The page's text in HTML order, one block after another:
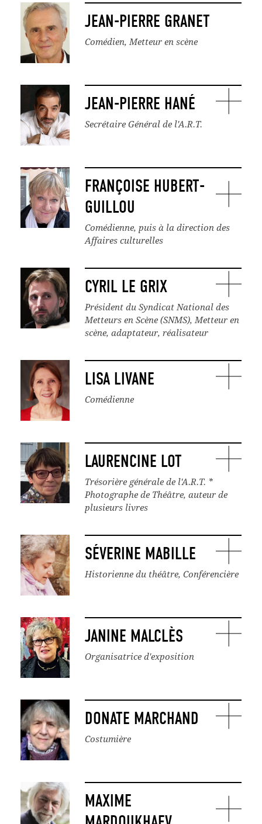
JEAN-PIERRE GRANET
Comédien, Metteur en scène
JEAN-PIERRE HANÉ
Secrétaire Général de l'A.R.T.
FRANÇOISE HUBERT-
GUILLOU
Comédienne, puis à la direction des
Affaires culturelles
CYRIL LE GRIX
Président du Syndicat National des
Metteurs en Scène (SNMS), Metteur en
scène, adaptateur, réalisateur
LISA LIVANE
Comédienne
LAURENCINE LOT
Trésorière générale de l'A.R.T. *
Photographe de Théâtre, auteur de
plusieurs livres
SÉVERINE MABILLE
Historienne du théâtre, Conférencière
JANINE MALCLÈS
Organisatrice d'exposition
DONATE MARCHAND
Costumière
MAXIME